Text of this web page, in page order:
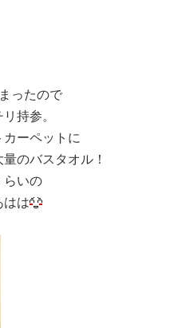
ったので
持参。
ーペットに
のバスタオル！
らいの
はは